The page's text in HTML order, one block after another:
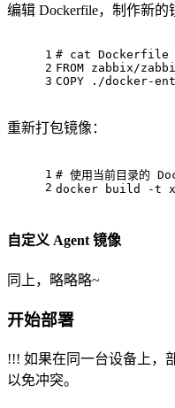
编辑 Dockerfile，制作新的
1
2
3
# cat Dockerfile
FROM zabbix/
COPY ./docker-
重新打包镜像：
1
2
# 使用当前目录的
docker build -t
自定义 Agent 镜像
同上，略略略~
开始部署
!!! 如果在同一台设备上，
以免冲突。